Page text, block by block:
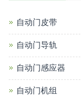
自动门皮带
自动门导轨
自动门感应器
自动门机组